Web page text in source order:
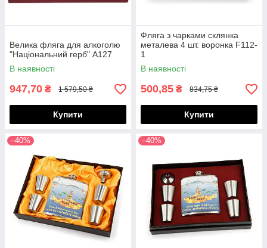
Велика фляга для алкоголю
"Національний герб" A127
В наявності
947,70 ₴ 1 579,50 ₴
Купити
Фляга з чарками склянка
металева 4 шт. воронка F112-
1
В наявності
500,85 ₴ 834,75 ₴
Купити
–40% –40%